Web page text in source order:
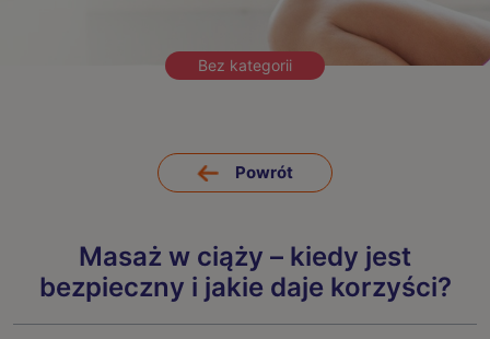
Bez kategorii
Powrót
Masaż w ciąży – kiedy jest
bezpieczny i jakie daje korzyści?